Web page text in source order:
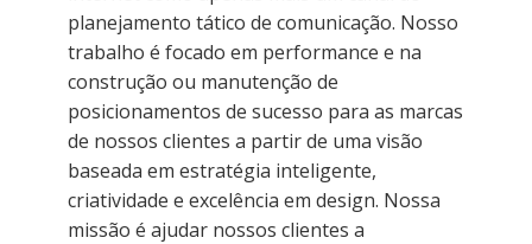
planejamento tático de comunicação. Nosso
trabalho é focado em performance e na
construção ou manutenção de
posicionamentos de sucesso para as marcas
de nossos clientes a partir de uma visão
baseada em estratégia inteligente,
criatividade e excelência em design. Nossa
missão é ajudar nossos clientes a